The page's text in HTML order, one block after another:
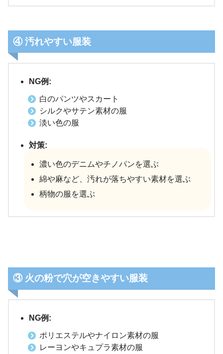
④ 汚れやすい服装
NG例:
白のパンツやスカート
シルクやサテン素材の服
淡い色の服
対策:
濃い色のデニムやチノパンを選ぶ
綿や麻など、汚れが落ちやすい素材を選ぶ
柄物の服を選ぶ
③ 火の粉で穴が空きやすい服装
NG例:
ポリエステルやナイロン素材の服
レーヨンやキュプラ素材の服